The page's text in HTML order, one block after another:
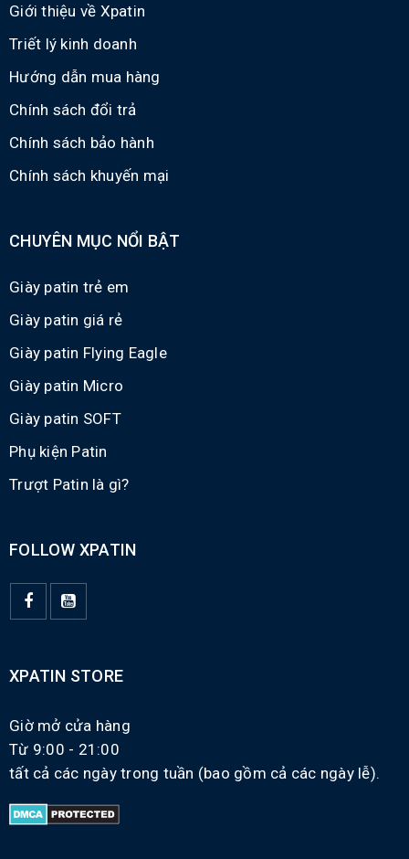
Giới thiệu về Xpatin
Triết lý kinh doanh
Hướng dẫn mua hàng
Chính sách đổi trả
Chính sách bảo hành
Chính sách khuyến mại
CHUYÊN MỤC NỔI BẬT
Giày patin trẻ em
Giày patin giá rẻ
Giày patin Flying Eagle
Giày patin Micro
Giày patin SOFT
Phụ kiện Patin
Trượt Patin là gì?
FOLLOW XPATIN
XPATIN STORE
Giờ mở cửa hàng
Từ 9:00 - 21:00
tất cả các ngày trong tuần (bao gồm cả các ngày lễ).